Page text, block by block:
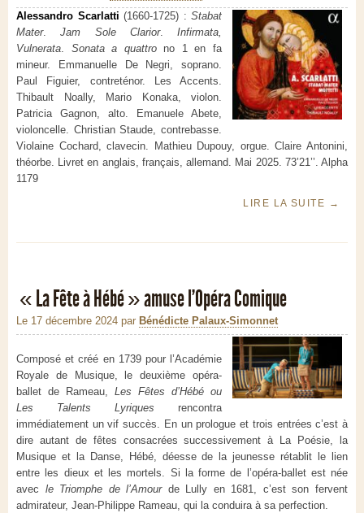
Alessandro Scarlatti (1660-1725) : Stabat
Mater.Jam Sole Clarior. Infirmata,
Vulnerata. Sonata a quattrono 1 en fa
mineur. Emmanuelle De Negri, soprano.
Paul Figuier, contreténor. Les Accents.
Thibault Noally, Mario Konaka, violon.
Patricia Gagnon, alto. Emanuele Abete,
violoncelle. Christian Staude, contrebasse.
Violaine Cochard, clavecin. Mathieu Dupouy, orgue. Claire Antonini,
théorbe. Livret en anglais, français, allemand. Mai 2025. 73’21’’. Alpha
1179
LIRE LA SUITE →
« La Fête à Hébé » amuse l’Opéra Comique
Le 17 décembre 2024 par Bénédicte Palaux-Simonnet
Composé et créé en 1739 pour l’Académie
Royale de Musique, le deuxième opéra-
ballet de Rameau, Les Fêtes d’Hébé ou
Les Talents Lyriques rencontra
immédiatement un vif succès. En un prologue et trois entrées c’est à
dire autant de fêtes consacrées successivement à La Poésie, la
Musique et la Danse, Hébé, déesse de la jeunesse rétablit le lien
entre les dieux et les mortels. Si la forme de l’opéra-ballet est née
avec le Triomphe de l’Amourde Lully en 1681, c’est son fervent
admirateur, Jean-Philippe Rameau, qui la conduira à sa perfection.